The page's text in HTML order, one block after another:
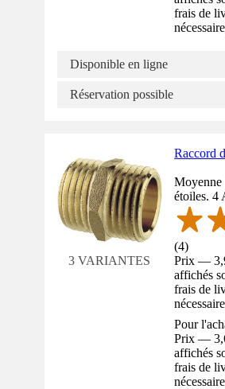
frais de
Disponible en ligne
Réservation possible
3 VARIANTES
Raccord
Moyenne
étoiles. 4
(4)
Prix —
affichés
frais de
Pour
Prix —
affichés
frais de